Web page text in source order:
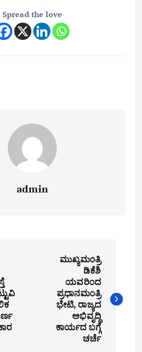
Spread the love
admin
ಮುಖ್ಯಮಂತ್ರಿ
ಡಿಕೆಶಿ
ಯವರಿಂದ
ಪ್ರಧಾನಮಂತ್ರಿ
ಭೇಟಿ, ರಾಜ್ಯದ
ಅಭಿವೃದ್ಧಿ
ಕಾರ್ಯದ ಬಗ್ಗೆ
ಚರ್ಚೆ